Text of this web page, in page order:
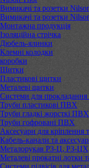
Вимикачі та розетки
Вимикачі та розетки
Монтажна продукція
Ізоляційна стрічка
Дюбель-ялинки
Клемні колодки
коробки
Щитки
Пластикові щитки
Металеві щитки
Системи для
Труби пластикові ПВХ
Труби гладкі жорсткі ПВХ
Труби гофровані ПВХ
Аксесуари для
Кабель-канали та
Металорукав РЗ-Ц, РЗ-
Металеві прокатні лотки
Системи підвісів для